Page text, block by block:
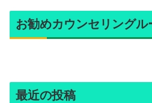
お勧めカウンセリングル
最近の投稿